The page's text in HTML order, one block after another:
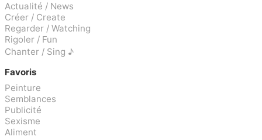
Actualité / News
Créer / Create
Regarder / Watching
Rigoler / Fun
Chanter / Sing ♪
Favoris
Peinture
Semblances
Publicité
Sexisme
Aliment